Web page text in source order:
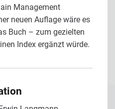
Management
neuen Auflage wäre es
Buch – zum gezielten
Index ergänzt würde.